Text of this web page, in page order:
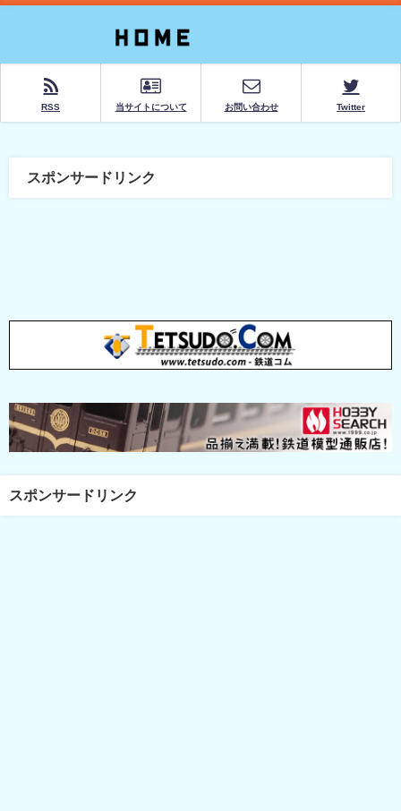
RSS 当サイトについて お問い合わせ Twitter
スポンサードリンク
スポンサードリンク